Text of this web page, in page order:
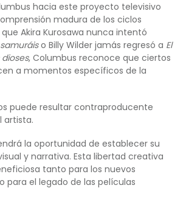
hacia este proyecto televisivo
madura de los ciclos
Akira Kurosawa nunca intentó
o Billy Wilder jamás regresó a El
, Columbus reconoce que ciertos
a momentos específicos de la
puede resultar contraproducente
artista.
la oportunidad de establecer su
y narrativa. Esta libertad creativa
tanto para los nuevos
para el legado de las películas